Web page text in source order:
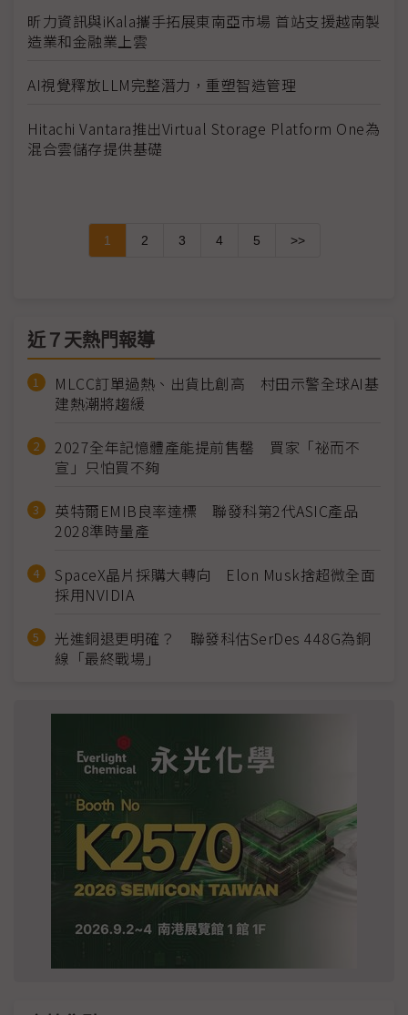
昕力資訊與iKala攜手拓展東南亞市場 首站支援越南製
造業和金融業上雲
AI視覺釋放LLM完整潛力，重塑智造管理
Hitachi Vantara推出Virtual Storage Platform One為
混合雲儲存提供基礎
1 2 3 4 5 >>
近７天熱門報導
MLCC訂單過熱、出貨比創高 村田示警全球AI基
建熱潮將趨緩
2027全年記憶體產能提前售罄 買家「祕而不
宣」只怕買不夠
英特爾EMIB良率達標 聯發科第2代ASIC產品
2028準時量產
SpaceX晶片採購大轉向 Elon Musk捨超微全面
採用NVIDIA
光進銅退更明確？ 聯發科估SerDes 448G為銅
線「最終戰場」